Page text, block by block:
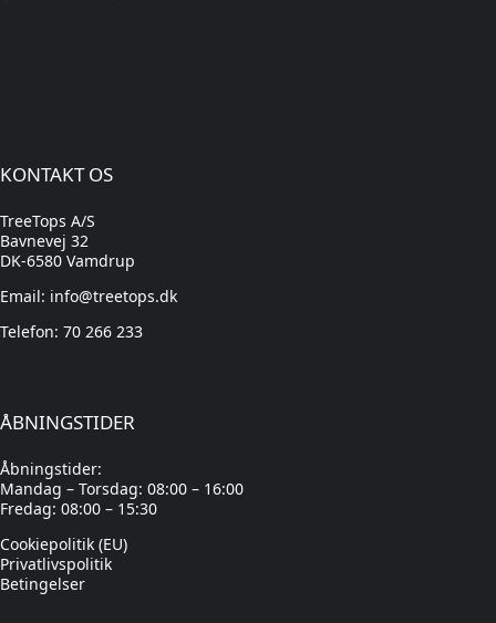
KONTAKT OS
TreeTops A/S
Bavnevej 32
DK-6580 Vamdrup
Email: info@treetops.dk
Telefon: 70 266 233
ÅBNINGSTIDER
Åbningstider:
Mandag – Torsdag: 08:00 – 16:00
Fredag: 08:00 – 15:30
Cookiepolitik (EU)
Privatlivspolitik
Betingelser